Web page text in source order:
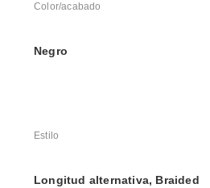
Color/acabado
Negro
Estilo
Longitud alternativa, Braided